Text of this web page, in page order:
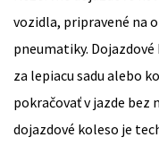
vozidla, pripravené na
pneumatiky.
za lepiacu sadu alebo
pokračovať v jazde bez
dojazdové koleso je